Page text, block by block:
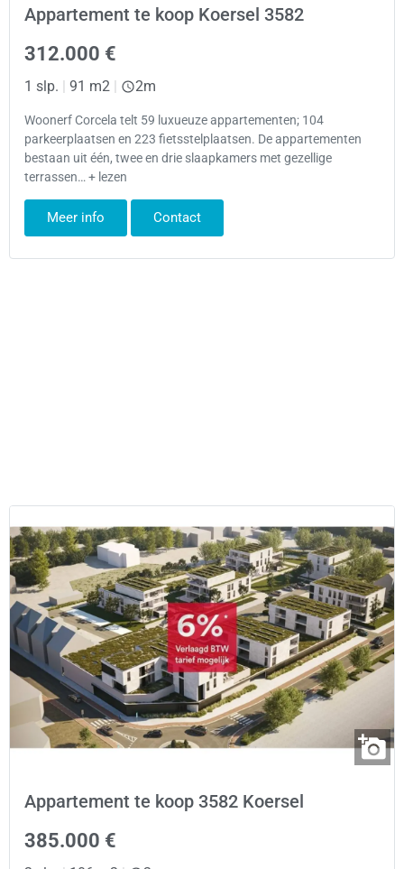
Appartement te koop Koersel 3582
312.000 €
1 slp. | 91 m2 | 2m
Woonerf Corcela telt 59 luxueuze appartementen; 104
parkeerplaatsen en 223 fietsstelplaatsen. De appartementen
bestaan uit één, twee en drie slaapkamers met gezellige
terrassen… + lezen
Meer info Contact
Appartement te koop 3582 Koersel
385.000 €